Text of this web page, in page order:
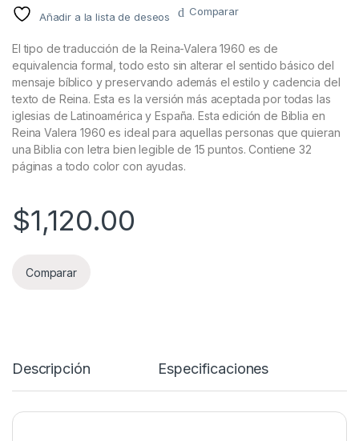
Añadir a la lista de deseos Comparar
El tipo de traducción de la Reina-Valera 1960 es de
equivalencia formal, todo esto sin alterar el sentido básico del
mensaje bíblico y preservando además el estilo y cadencia del
texto de Reina.​ Esta es la versión más aceptada por todas las
iglesias de Latinoamérica y España. Esta edición de Biblia en
Reina Valera 1960 es ideal para aquellas personas que quieran
una Biblia con letra bien legible de 15 puntos. Contiene 32
páginas a todo color con ayudas.
$1,120.00
Comparar
Descripción Especificaciones